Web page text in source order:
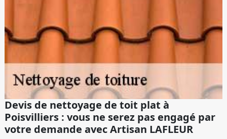
Devis de nettoyage de toit plat à
Poisvilliers : vous ne serez pas engagé par
votre demande avec Artisan LAFLEUR